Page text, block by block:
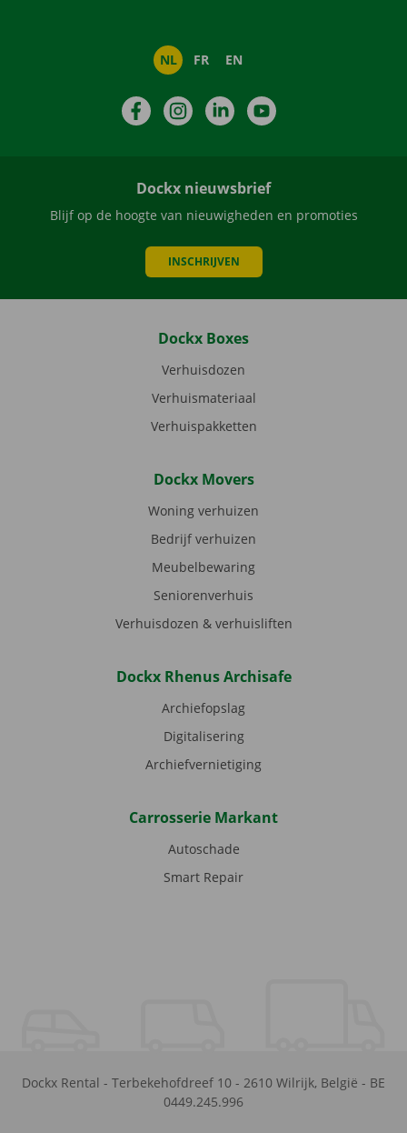
NL FR EN
FacebookInstagramLinkedIn
Dockx nieuwsbrief
Blijf op de hoogte van nieuwigheden en promoties
INSCHRIJVEN
Dockx Boxes
Verhuisdozen
Verhuismateriaal
Verhuispakketten
Dockx Movers
Woning verhuizen
Bedrijf verhuizen
Meubelbewaring
Seniorenverhuis
Verhuisdozen & verhuisliften
Dockx Rhenus Archisafe
Archiefopslag
Digitalisering
Archiefvernietiging
Carrosserie Markant
Autoschade
Smart Repair
Dockx Rental - Terbekehofdreef 10 - 2610 Wilrijk, België - BE
0449.245.996